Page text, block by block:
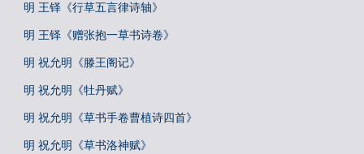
明 王铎《行草五言律诗轴》
明 王铎《赠张抱一草书诗卷》
明 祝允明《滕王阁记》
明 祝允明《牡丹赋》
明 祝允明《草书手卷曹植诗四首》
明 祝允明《草书洛神赋》